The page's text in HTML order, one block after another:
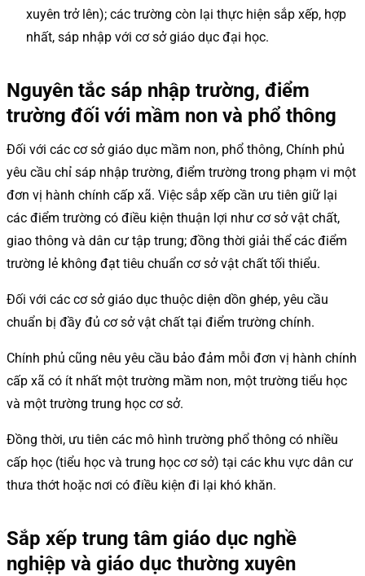
xuyên trở lên); các trường còn lại thực hiện sắp xếp, hợp
nhất, sáp nhập với cơ sở giáo dục đại học.
Nguyên tắc sáp nhập trường, điểm
trường đối với mầm non và phổ thông
Đối với các cơ sở giáo dục mầm non, phổ thông, Chính phủ
yêu cầu chỉ sáp nhập trường, điểm trường trong phạm vi một
đơn vị hành chính cấp xã. Việc sắp xếp cần ưu tiên giữ lại
các điểm trường có điều kiện thuận lợi như cơ sở vật chất,
giao thông và dân cư tập trung; đồng thời giải thể các điểm
trường lẻ không đạt tiêu chuẩn cơ sở vật chất tối thiểu.
Đối với các cơ sở giáo dục thuộc diện dồn ghép, yêu cầu
chuẩn bị đầy đủ cơ sở vật chất tại điểm trường chính.
Chính phủ cũng nêu yêu cầu bảo đảm mỗi đơn vị hành chính
cấp xã có ít nhất một trường mầm non, một trường tiểu học
và một trường trung học cơ sở.
Đồng thời, ưu tiên các mô hình trường phổ thông có nhiều
cấp học (tiểu học và trung học cơ sở) tại các khu vực dân cư
thưa thớt hoặc nơi có điều kiện đi lại khó khăn.
Sắp xếp trung tâm giáo dục nghề
nghiệp và giáo dục thường xuyên